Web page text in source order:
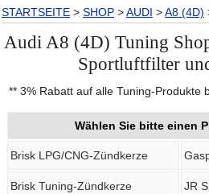
STARTSEITE > SHOP >AUDI >A8 (4D)
Audi A8 (4D) Tuning
Sportluftfilter
** 3% Rabatt auf alle Tuning-Produkte
Wählen Sie bitte einen
Brisk LPG/CNG-Zündkerze
Brisk Tuning-Zündkerze JR